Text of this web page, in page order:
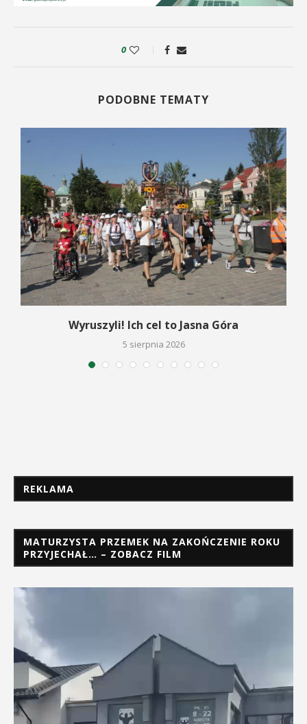
0
PODOBNE TEMATY
Wyruszyli! Ich cel to Jasna Góra
5 sierpnia 2026
REKLAMA
MATURZYSTA PRZEMEK NA ZAKOŃCZENIE ROKU
PRZYJECHAŁ… – ZOBACZ FILM
Odtwarzacz